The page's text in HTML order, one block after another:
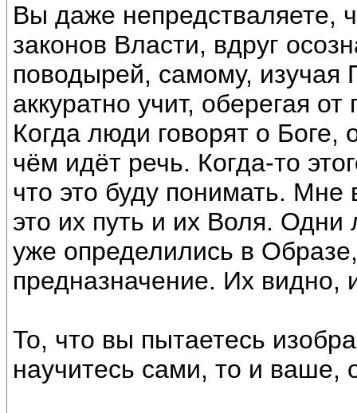
Вы даже непредстваляете,
законов Власти, вдруг
поводырей, самому, изучая
аккуратно учит, оберегая
Когда люди говорят о
чём идёт речь. Когда-то
что это буду понимать.
это их путь и их Воля.
уже определились в
предназначение. Их видно,
То, что вы пытаетесь
научитесь сами, то и ваше,